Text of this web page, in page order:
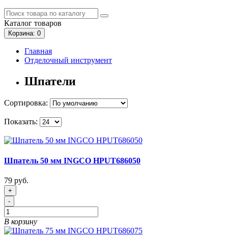
Каталог товаров
Корзина: 0
Главная
Отделочный инструмент
Шпатели
Сортировка:
Показать:
Шпатель 50 мм INGCO HPUT686050
79 руб.
+
-
В корзину